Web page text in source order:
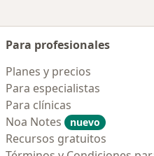
Para profesionales
Planes y precios
Para especialistas
Para clínicas
Noa Notes
nuevo
Recursos gratuitos